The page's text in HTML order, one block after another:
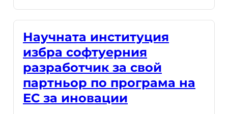
Научната институция
избра софтуерния
разработчик за свой
партньор по програма на
ЕС за иновации